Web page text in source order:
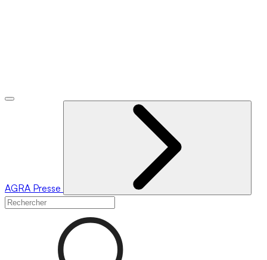
AGRA Presse